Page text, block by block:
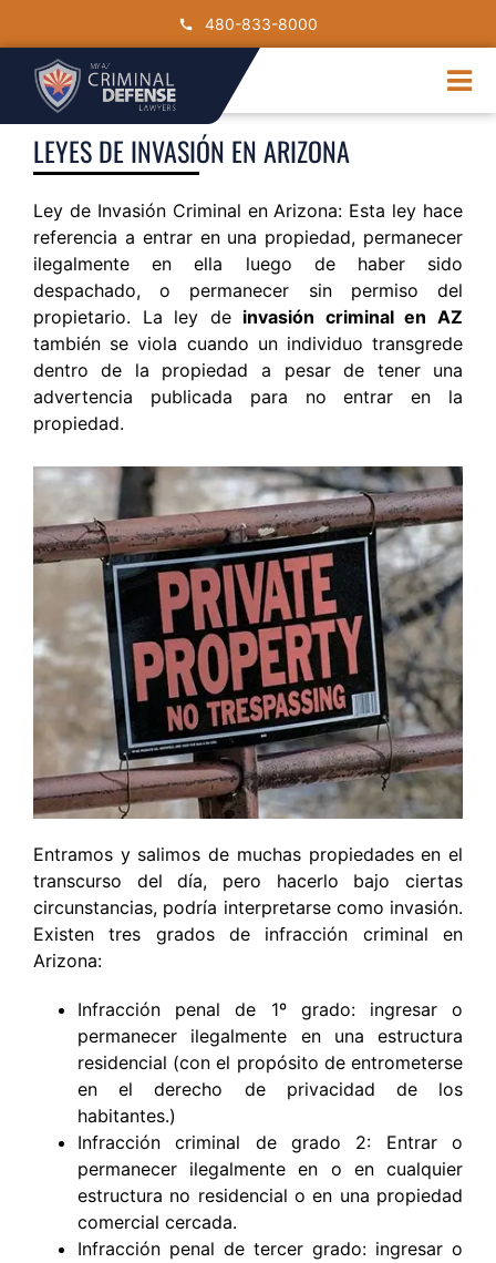
content
480-833-8000
Criminal
Traffic Crimes
Contact Us
LEYES DE INVASIÓN EN ARIZONA
Ley de Invasión Criminal en Arizona: Esta ley hace
referencia a entrar en una propiedad, permanecer
ilegalmente en ella luego de haber sido
despachado, o permanecer sin permiso del
propietario. La ley de invasión criminal en AZ
también se viola cuando un individuo transgrede
dentro de la propiedad a pesar de tener una
advertencia publicada para no entrar en la
propiedad.
Entramos y salimos de muchas propiedades en el
transcurso del día, pero hacerlo bajo ciertas
circunstancias, podría interpretarse como invasión.
Existen tres grados de infracción criminal en
Arizona:
Infracción penal de 1º grado: ingresar o
permanecer ilegalmente en una estructura
residencial (con el propósito de entrometerse
en el derecho de privacidad de los
habitantes.)
Infracción criminal de grado 2: Entrar o
permanecer ilegalmente en o en cualquier
estructura no residencial o en una propiedad
comercial cercada.
Infracción penal de tercer grado: ingresar o